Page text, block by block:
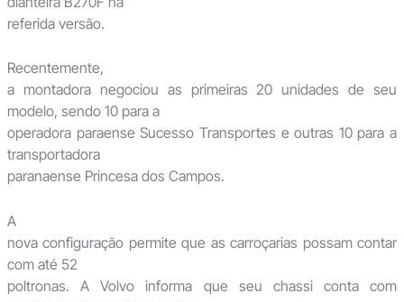
referida versão.
Recentemente,
a montadora negociou as primeiras 20 unidades de seu
modelo, sendo 10 para a
operadora paraense Sucesso Transportes e outras 10 para a
transportadora
paranaense Princesa dos Campos.
A
nova configuração permite que as carroçarias possam contar
com até 52
poltronas. A Volvo informa que seu chassi conta com